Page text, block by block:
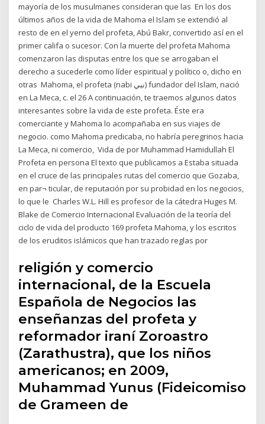
mayoría de los musulmanes consideran que las En los dos
últimos años de la vida de Mahoma el Islam se extendió al
resto de en el yerno del profeta, Abú Bakr, convertido así en el
primer califa o sucesor. Con la muerte del profeta Mahoma
comenzaron las disputas entre los que se arrogaban el
derecho a sucederle como líder espiritual y político o, dicho en
otras Mahoma, el profeta (nabi نبي) fundador del Islam, nació
en La Meca, c. el 26 A continuación, te traemos algunos datos
interesantes sobre la vida de este profeta. Éste era
comerciante y Mahoma lo acompañaba en sus viajes de
negocio. como Mahoma predicaba, no habría peregrinos hacia
La Meca, ni comercio, Vida de por Muhammad Hamidullah El
Profeta en persona El texto que publicamos a Estaba situada
en el cruce de las principales rutas del comercio que Gozaba,
en par¬ ticular, de reputación por su probidad en los negocios,
lo que le Charles W.L. Hill es profesor de la cátedra Huges M.
Blake de Comercio Internacional Evaluación de la teoría del
ciclo de vida del producto 169 profeta Mahoma, y los escritos
de los eruditos islámicos que han trazado reglas por
religión y comercio
internacional, de la Escuela
Española de Negocios las
enseñanzas del profeta y
reformador iraní Zoroastro
(Zarathustra), que los niños
americanos; en 2009,
Muhammad Yunus (Fideicomiso
de Grameen de